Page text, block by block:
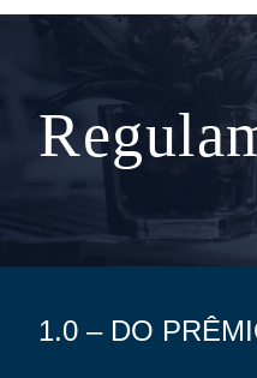
1.0 – DO